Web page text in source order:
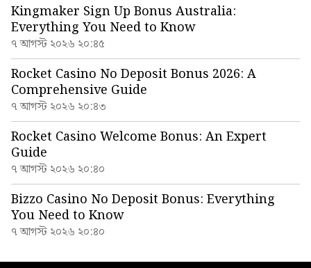
Kingmaker Sign Up Bonus Australia:
Everything You Need to Know
৭ আগস্ট ২০২৬ ২০:৪৫
Rocket Casino No Deposit Bonus 2026: A
Comprehensive Guide
৭ আগস্ট ২০২৬ ২০:৪৩
Rocket Casino Welcome Bonus: An Expert
Guide
৭ আগস্ট ২০২৬ ২০:৪০
Bizzo Casino No Deposit Bonus: Everything
You Need to Know
৭ আগস্ট ২০২৬ ২০:৪০